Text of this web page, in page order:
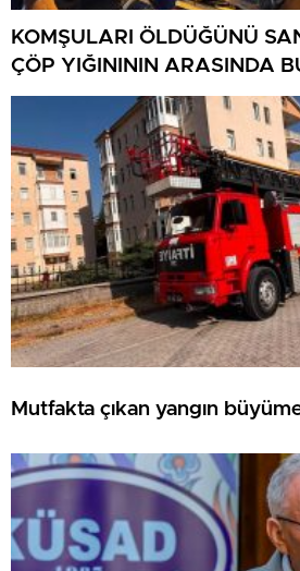
KOMŞULARI ÖLDÜĞÜNÜ
ÇÖP YIĞINININ ARASINDA
Mutfakta çıkan yangın